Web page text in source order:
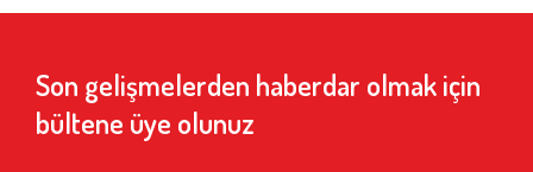
Son gelişmelerden haberdar olmak için
bültene üye olunuz